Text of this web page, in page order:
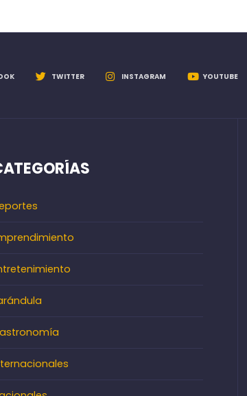
TWITTER INSTAGRAM YOUTUBE